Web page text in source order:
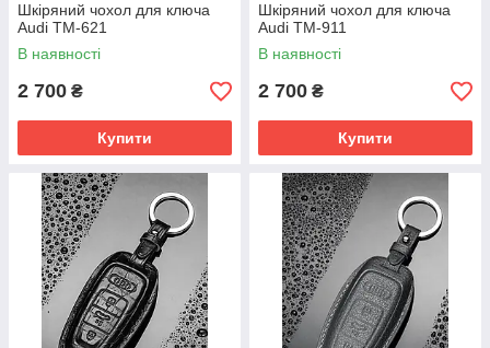
Шкіряний чохол для ключа
Audi TM-621
В наявності
2 700 ₴
Купити
Шкіряний чохол для ключа
Audi TM-911
В наявності
2 700 ₴
Купити